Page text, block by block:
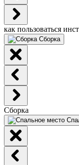
как пользоваться
Сборка
Сборка